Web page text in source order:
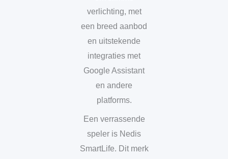
verlichting, met
een breed aanbod
en uitstekende
integraties met
Google Assistant
en andere
platforms.
Een verrassende
speler is Nedis
SmartLife. Dit merk